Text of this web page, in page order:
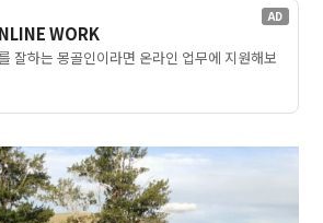
AD
WORK
잘하는 몽골인이라면 온라인 업무에 지원해보